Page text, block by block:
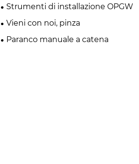
Strumenti di installazione OPGW
Vieni con noi, pinza
Paranco manuale a catena